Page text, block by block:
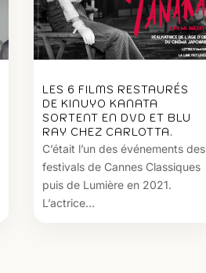
LES 6 FILMS RESTAURÉS
DE KINUYO KANATA
SORTENT EN DVD ET BLU
RAY CHEZ CARLOTTA.
C’était l’un des événements des
festivals de Cannes Classiques
puis de Lumière en 2021.
L’actrice...